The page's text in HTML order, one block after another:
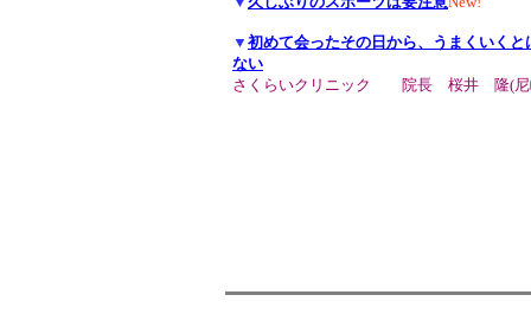
▼ 初めて会ったその日から、うまくいくと
ない
さくらいクリニック 院長 桜井 隆(尼